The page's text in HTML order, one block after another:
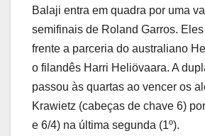
Balaji entra em quadra por uma
semifinais de Roland Garros.
frente a parceria do australiano
o filandês Harri Heliövaara. A
passou às quartas ao vencer os
Krawietz (cabeças de chave 6)
e 6/4) na última segunda (1º).